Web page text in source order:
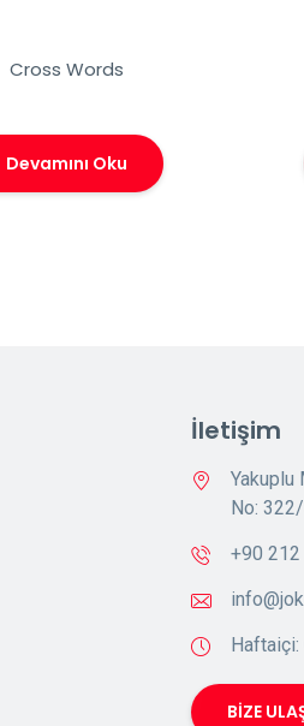
Cross Words
Devamını Oku
İletişim
Yakuplu
No:
+90
BİZE